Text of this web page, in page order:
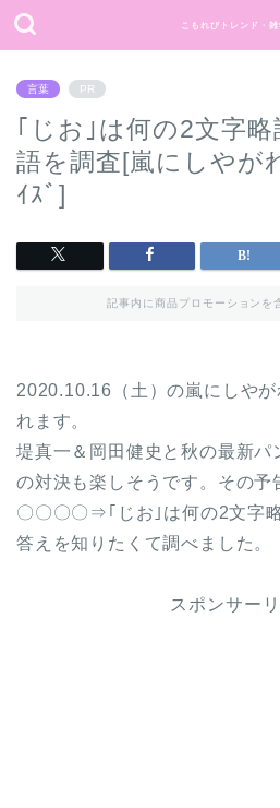
こもれびトレンド・
言葉 PR
｢じお｣は何の2文字
語を調査[嵐にしやが
ｲｽﾞ]
記事内に商品プロモーションを
2020.10.16（土）の嵐にしや
れます。
堤真一＆岡田健史と秋の最新パ
の対決も楽しそうです。その予
〇〇〇〇⇒｢じお｣は何の2文字
答えを知りたくて調べました。
スポンサー